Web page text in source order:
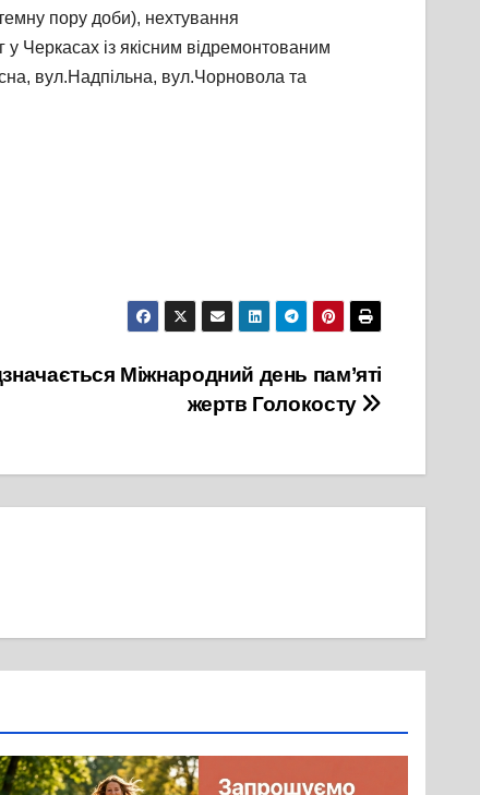
пору доби), нехтування
у Черкасах із якісним відремонтованим
вул.Надпільна, вул.Чорновола та
Міжнародний день пам’яті
жертв Голокосту